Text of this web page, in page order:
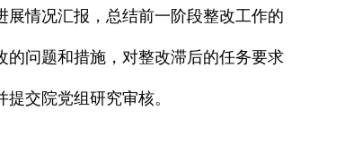
情况汇报，总结前一阶段整改工作的
问题和措施，对整改滞后的任务要求
交院党组研究审核。